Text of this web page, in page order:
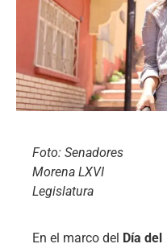
Foto: Senadores
Morena LXVI
Legislatura
En el marco del Día del